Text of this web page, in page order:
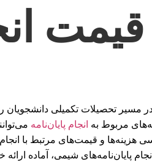
در مسیر تحصیلات تکمیلی
مربوط به انجام پایان‌نامه
هزینه‌ها و قیمت‌های مرتبط با
انجام پایان‌نامه‌های شیمی، آماده